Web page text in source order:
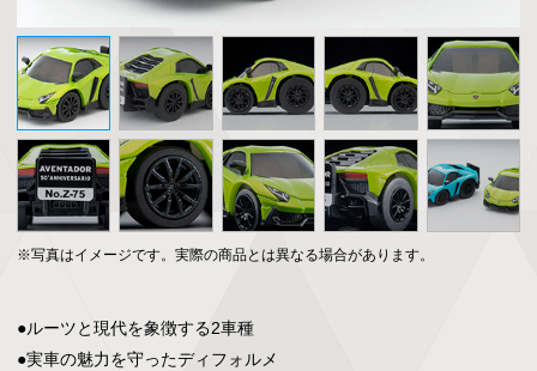
※写真はイメージです。実際の商品とは異なる場合があります。
●ルーツと現代を象徴する2車種
●実車の魅力を守ったディフォルメ